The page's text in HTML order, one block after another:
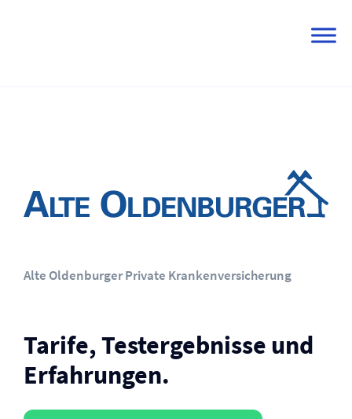
Alte Oldenburger Private Kranken­versicherung
Tarife, Testergebnisse und
Erfahrungen.